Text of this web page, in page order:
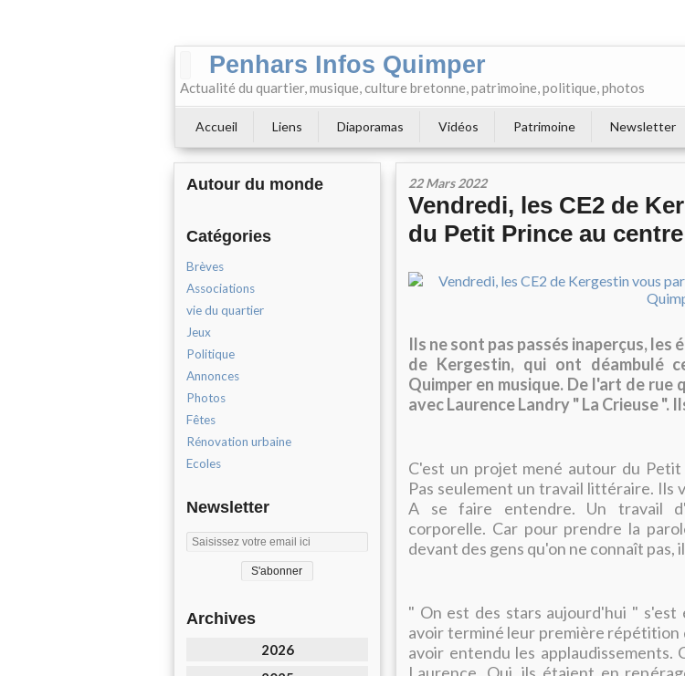
Penhars Infos Quimper
Actualité du quartier, musique, culture bretonne, patrimoine, politique, photos
Accueil Liens Diaporamas Vidéos Patrimoine Newsletter
Autour du monde
Catégories
Brèves
Associations
vie du quartier
Jeux
Politique
Annonces
Photos
Fêtes
Rénovation urbaine
Ecoles
Newsletter
Archives
2026
22 Mars 2022
Vendredi, les CE2 de
du Petit Prince au
Ils ne sont pas passés inaperçus, les
de Kergestin, qui ont déambulé
Quimper en musique. De l'art de
avec Laurence Landry " La Crieuse ".
C'est un projet mené autour du
Pas seulement un travail littéraire. Ils
A se faire entendre. Un travail
corporelle. Car pour prendre la
devant des gens qu'on ne connaît pas,
" On est des stars aujourd'hui "
avoir terminé leur première
avoir entendu les applaudissements.